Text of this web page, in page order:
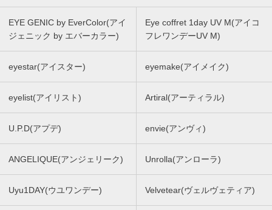
EYE GENIC by EverColor(アイ
ジェニック by エバーカラー)
Eye coffret 1day UV M(アイコ
フレワンデーUV M)
eyestar(アイスター) eyemake(アイメイク)
eyelist(アイリスト) Artiral(アーティラル)
U.P.D(アプデ) envie(アンヴィ)
ANGELIQUE(アンジェリーク) Unrolla(アンローラ)
Uyu1DAY(ウユワンデー) Velvetear(ヴェルヴェティア)